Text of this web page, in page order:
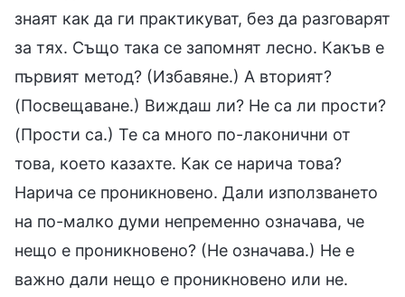
знаят как да ги практикуват, без да разговарят
за тях. Също така се запомнят лесно. Какъв е
първият метод? (Избавяне.) А вторият?
(Посвещаване.) Виждаш ли? Не са ли прости?
(Прости са.) Те са много по-лаконични от
това, което казахте. Как се нарича това?
Нарича се проникновено. Дали използването
на по-малко думи непременно означава, че
нещо е проникновено? (Не означава.) Не е
важно дали нещо е проникновено или не.